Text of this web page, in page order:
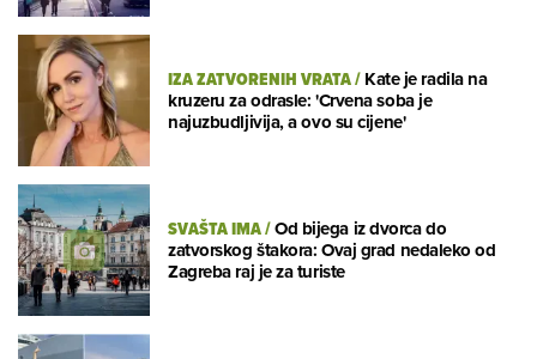
IZA ZATVORENIH VRATA/Kate je radila na
kruzeru za odrasle: 'Crvena soba je
najuzbudljivija, a ovo su cijene'
SVAŠTA IMA/Od bijega iz dvorca do
zatvorskog štakora: Ovaj grad nedaleko od
Zagreba raj je za turiste